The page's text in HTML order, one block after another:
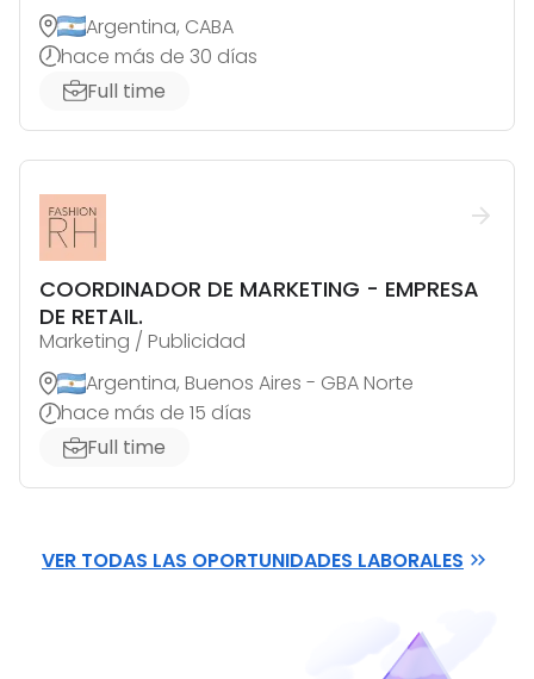
Argentina, CABA
hace más de 30 días
Full time
COORDINADOR DE MARKETING - EMPRESA
DE RETAIL.
Marketing / Publicidad
Argentina, Buenos Aires - GBA Norte
hace más de 15 días
Full time
VER TODAS LAS OPORTUNIDADES LABORALES